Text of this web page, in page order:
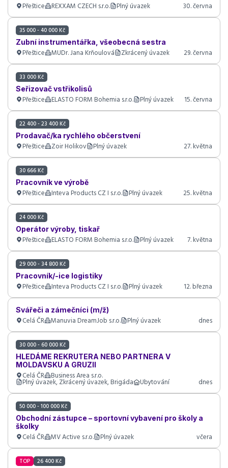
Přeštice REXXAM CZECH s.r.o. Plný úvazek 30. června
35 000 - 40 000 Kč
Zubní instrumentářka, všeobecná sestra
Přeštice MUDr. Jana Krňoulová Zkrácený úvazek 29. června
33 000 Kč
Seřizovač vstřikolisů
Přeštice ELASTO FORM Bohemia s.r.o. Plný úvazek 15. června
22 400 - 23 400 Kč
Prodavač/ka rychlého občerstvení
Přeštice Zoir Holikov Plný úvazek 27. května
30 666 Kč
Pracovník ve výrobě
Přeštice Inteva Products CZ I s.r.o. Plný úvazek 25. května
24 000 Kč
Operátor výroby, tiskař
Přeštice ELASTO FORM Bohemia s.r.o. Plný úvazek 7. května
29 000 - 34 800 Kč
Pracovník/-ice logistiky
Přeštice Inteva Products CZ I s.r.o. Plný úvazek 12. března
Svářeči a zámečníci (m/ž)
Celá ČR Manuvia DreamJob s.r.o. Plný úvazek dnes
30 000 - 60 000 Kč
HLEDÁME REKRUTERA NEBO PARTNERA V
MOLDAVSKU A GRUZII
Celá ČR Business Area s.r.o.
Plný úvazek, Zkrácený úvazek, Brigáda Ubytování dnes
50 000 - 100 000 Kč
Obchodní zástupce – sportovní vybavení pro školy a
školky
Celá ČR MV Active s.r.o. Plný úvazek včera
TOP 26 400 Kč